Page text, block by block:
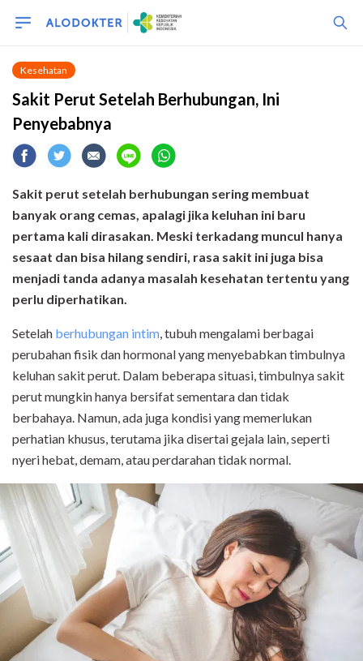
Kesehatan
Sakit Perut Setelah Berhubungan, Ini
Penyebabnya
Sakit perut setelah berhubungan sering membuat
banyak orang cemas, apalagi jika keluhan ini baru
pertama kali dirasakan. Meski terkadang muncul hanya
sesaat dan bisa hilang sendiri, rasa sakit ini juga bisa
menjadi tanda adanya masalah kesehatan tertentu yang
perlu diperhatikan.
Setelah berhubungan intim, tubuh mengalami berbagai
perubahan fisik dan hormonal yang menyebabkan timbulnya
keluhan sakit perut. Dalam beberapa situasi, timbulnya sakit
perut mungkin hanya bersifat sementara dan tidak
berbahaya. Namun, ada juga kondisi yang memerlukan
perhatian khusus, terutama jika disertai gejala lain, seperti
nyeri hebat, demam, atau perdarahan tidak normal.